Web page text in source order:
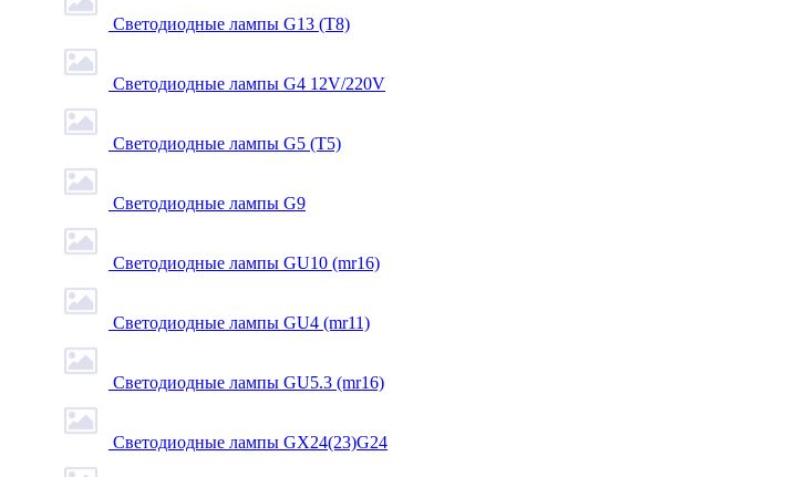
Светодиодные лампы G13 (T8)
Светодиодные лампы G4 12V/220V
Светодиодные лампы G5 (T5)
Светодиодные лампы G9
Светодиодные лампы GU10 (mr16)
Светодиодные лампы GU4 (mr11)
Светодиодные лампы GU5.3 (mr16)
Светодиодные лампы GX24(23)G24